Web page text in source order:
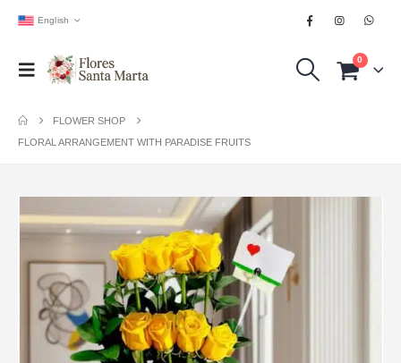
English
0
FLOWER SHOP
FLORAL ARRANGEMENT WITH PARADISE FRUITS